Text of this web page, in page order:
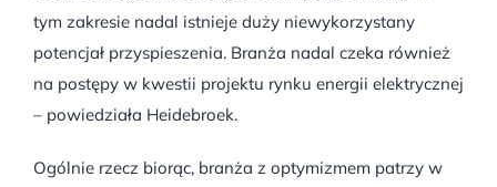
tym zakresie nadal istnieje duży niewykorzystany
potencjał przyspieszenia. Branża nadal czeka również
na postępy w kwestii projektu rynku energii elektrycznej
– powiedziała Heidebroek.
Ogólnie rzecz biorąc, branża z optymizmem patrzy w